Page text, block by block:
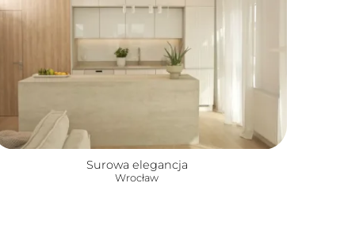
Surowa elegancja
Wrocław